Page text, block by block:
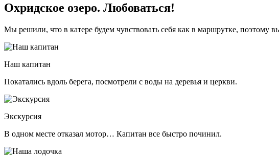
Охридское озеро. Любоваться!
Мы решили, что в катере будем чувствовать себя как в маршрутке, поэтому
Наш капитан
Покатались вдоль берега, посмотрели с воды на деревья и церкви.
Экскурсия
В одном месте отказал мотор… Капитан все быстро починил.